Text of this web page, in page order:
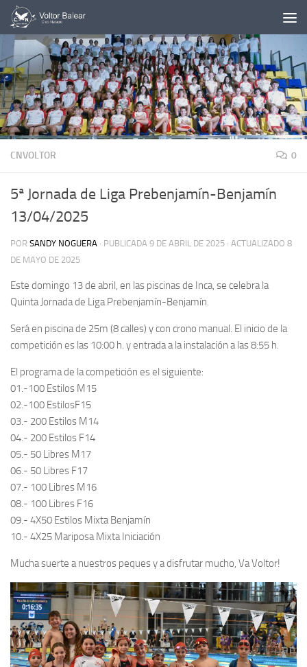
Saltar al contenido
CNVOLTOR 0
5ª Jornada de Liga Prebenjamín-Benjamín
13/04/2025
POR SANDY NOGUERA · PUBLICADA 9 DE ABRIL DE 2025 · ACTUALIZADO 8
DE MAYO DE 2025
Este domingo 13 de abril, en las piscinas de Inca, se celebra la
Quinta Jornada de Liga Prebenjamín-Benjamín.
Será en piscina de 25m (8 calles) y con crono manual. El inicio de la
competición es las 10:00 h. y entrada a la instalación a las 8:55 h.
El programa de la competición es el siguiente:
01.-100 Estilos M15
02.-100 EstilosF15
03.- 200 Estilos M14
04.- 200 Estilos F14
05.- 50 Libres M17
06.- 50 Libres F17
07.- 100 Libres M16
08.- 100 Libres F16
09.- 4X50 Estilos Mixta Benjamín
10.- 4X25 Mariposa Mixta Iniciación
Mucha suerte a nuestros peques y a disfrutar mucho, Va Voltor!